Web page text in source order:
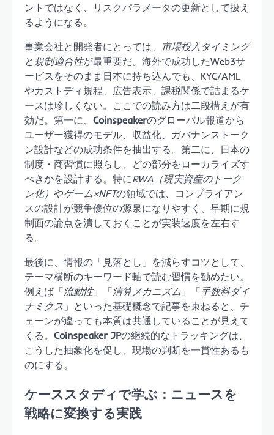
ントではなく、リスクパラメータの更新として扱え
るようになる。
事業会社と開発者にとっては、 市場投入タイミング
と 規制適合性が最重要だ。海外で成功したWeb3サ
ービスをそのまま日本に持ち込んでも、KYC/AML
やカストディ規程、広告表示、課税関係で詰まるケ
ースは珍しくない。ここでの読み方は二段構えが有
効だ。第一に、 Coinspeakerのグローバル報道から
ユーザー獲得のモデル、収益化、ガバナンストーク
ン設計などの成功条件を抽出する。第二に、日本の
制度・商習慣に照らし、どの部分をローカライズす
べきかを設計する。特にRWA（現実資産のトーク
ン化） やゲーム×NFTの領域では、コンプライアン
スの設計が競争優位の源泉になりやすく、早期に規
制面の論点を潰しておくことが実装速度を左右す
る。
最後に、情報の「見落とし」を減らすコツとして、
テーマ横断のキーワード軸で読む習慣を勧めたい。
例えば「流動性」「清算メカニズム 」「手数料ダイ
ナミクス 」といった基礎概念で記事を束ねると、チ
ェーンが違っても本質は共通していることが見えて
くる。 Coinspeaker JPの継続的なトラッキングは、
こうした抽象化を促し、現場の判断を一貫性あるも
のにする。
ケーススタディで学ぶ：ニュースを
戦略に変換する実践